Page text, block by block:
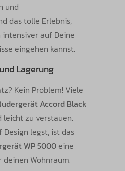
und
das tolle Erlebnis,
intensiver auf Deine
eingehen kannst.
Lagerung
Kein Problem! Viele
Accord Black
leicht zu verstauen.
Design legst, ist das
WP 5000 eine
Wohnraum.